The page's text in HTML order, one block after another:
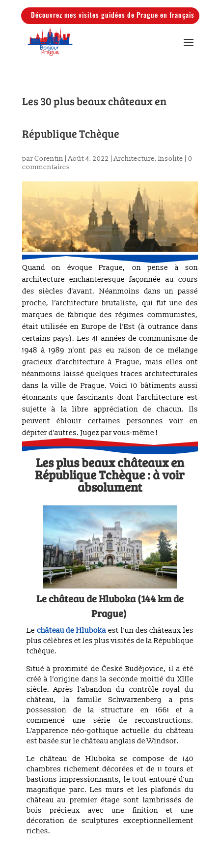
Découvrez mes visites guidées de Prague en français
Les 30 plus beaux châteaux en
République Tchèque
parCorentin |Août 4, 2022 |Architecture, Insolite
0
commentaires
Quand on évoque Prague, on pense à son
architecture enchanteresque façonnée au cours
des siècles d’avant. Néanmoins dans un passé
proche, l’architecture brutaliste, qui fut une des
marques de fabrique des régimes communistes,
était utilisée en Europe de l’Est (à outrance dans
certains pays). Les 41 années de communisme de
1948 à 1989 n’ont pas eu raison de ce mélange
gracieux d’architecture à Prague, mais elles ont
néanmoins laissé quelques traces architecturales
dans la ville de Prague. Voici 10 bâtiments aussi
étonnants que fascinants dont l’architecture est
sujette à la libre appréciation de chacun. Ils
peuvent éblouir certaines personnes voir en
dépiter d'autres. Jugez par vous-même !
Les plus beaux châteaux en
République Tchèque : à voir
absolument
Le château de Hluboka (144 km de
Prague)
Le château de Hluboka est l’un des châteaux les
plus célèbres et les plus visités de la République
tchèque.
Situé à proximité de České Budějovice, il a été
créé à l’origine dans la seconde moitié du XIIIe
siècle. Après l’abandon du contrôle royal du
château, la famille Schwarzenberg a pris
possession de la structure en 1661 et a
commencé une série de reconstructions.
L’apparence néo-gothique actuelle du château
est basée sur le château anglais de Windsor.
Le château de Hluboka se compose de 140
chambres richement décorées et de 11 tours et
bastions impressionnants, le tout entouré d’un
magnifique parc. Les murs et les plafonds du
château au premier étage sont lambrissés de
bois précieux avec une finition et une
décoration de sculptures exceptionnellement
riches.